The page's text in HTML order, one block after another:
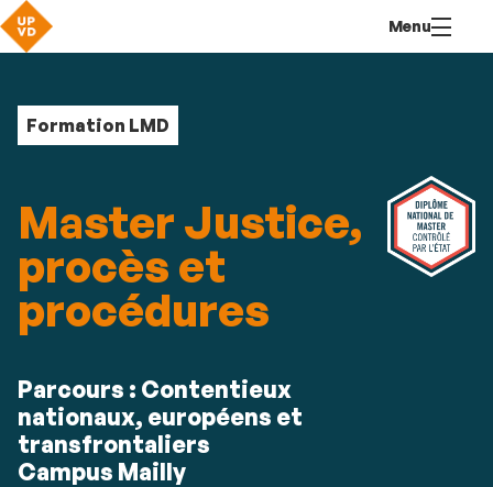
contenu
Menu
Formation LMD
Master Justice,
procès et
procédures
Résumé
Parcours : Contentieux
nationaux, européens et
transfrontaliers
Campus Mailly